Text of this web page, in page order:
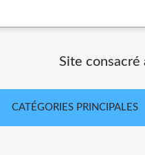
Site consacré
CATÉGORIES PRINCIPALES